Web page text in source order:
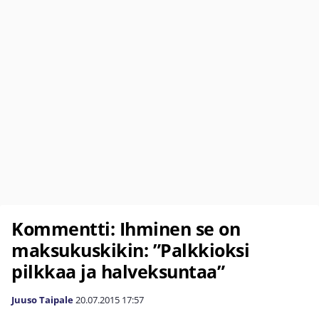
Kommentti: Ihminen se on
maksukuskikin: ”Palkkioksi
pilkkaa ja halveksuntaa”
Juuso Taipale20.07.2015 17:57